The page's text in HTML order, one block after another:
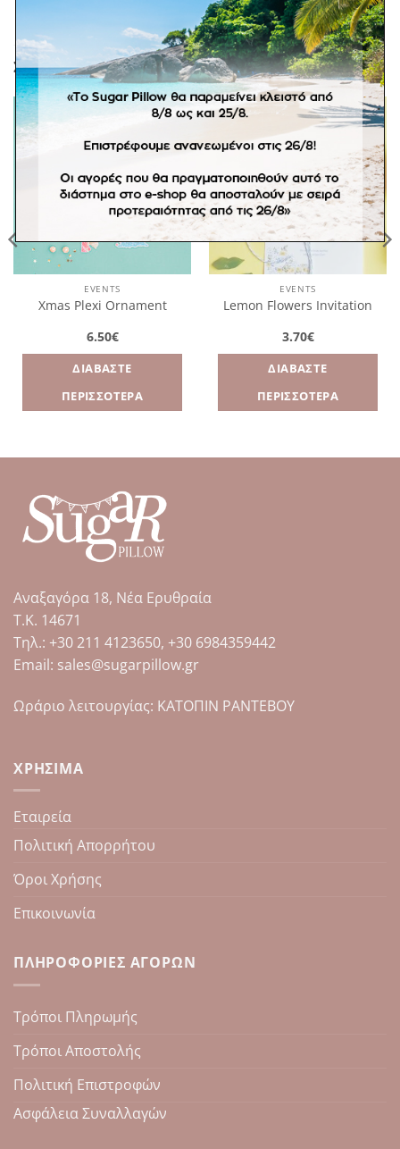
ΣΧΕΤΙΚΆ ΠΡΟΪΌΝΤΑ
Πρόσθήκη
στην
επιθυμιών
EVENTS
Xmas Plexi Ornament
6.50€
ΔΙΑΒΆΣΤΕ
ΠΕΡΙΣΣΌΤΕΡΑ
στην
λίστα
επιθυμιών
EVENTS
Lemon Flowers Invitation
3.70€
ΔΙΑΒΆΣΤΕ
ΠΕΡΙΣΣΌΤΕΡΑ
Αναξαγόρα 18, Νέα Ερυθραία
Τ.Κ. 14671
Tηλ.: +30 211 4123650, +30 6984359442
Email: sales@sugarpillow.gr
Ωράριο λειτουργίας: ΚΑΤΟΠΙΝ ΡΑΝΤΕΒΟΥ
ΧΡΉΣΙΜΑ
Εταιρεία
Πολιτική Απορρήτου
Όροι Χρήσης
Επικοινωνία
ΠΛΗΡΟΦΟΡΊΕΣ ΑΓΟΡΏΝ
Τρόποι Πληρωμής
Τρόποι Αποστολής
Πολιτική Επιστροφών
Ασφάλεια Συναλλαγών